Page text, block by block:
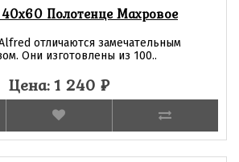
Полотенце Махровое
отличаются замечательным
Они изготовлены из 100..
Цена: 1 240 ₽